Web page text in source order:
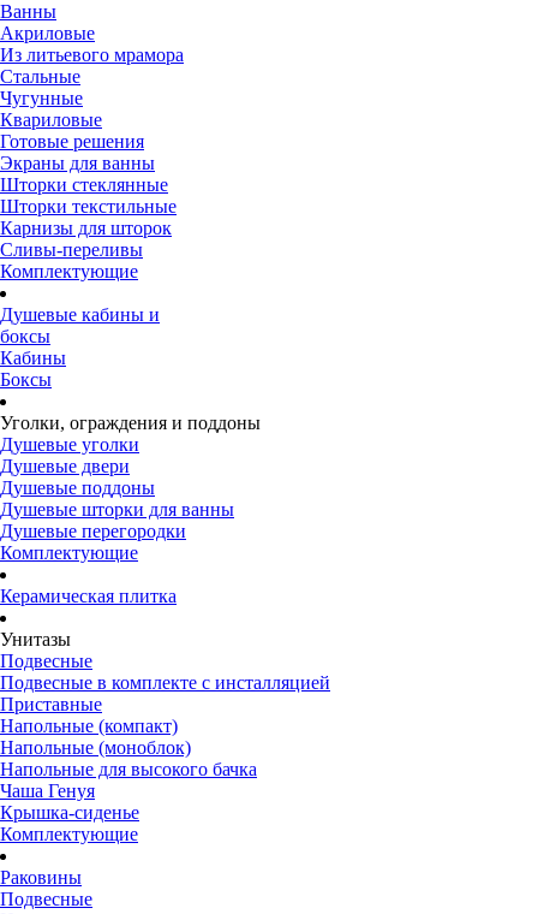
Ванны
Акриловые
Из литьевого мрамора
Стальные
Чугунные
Квариловые
Готовые решения
Экраны для ванны
Шторки стеклянные
Шторки текстильные
Карнизы для шторок
Сливы-переливы
Комплектующие
Душевые кабины и
боксы
Кабины
Боксы
Уголки, ограждения и поддоны
Душевые уголки
Душевые двери
Душевые поддоны
Душевые шторки для ванны
Душевые перегородки
Комплектующие
Керамическая плитка
Унитазы
Подвесные
Подвесные в комплекте с инсталляцией
Приставные
Напольные (компакт)
Напольные (моноблок)
Напольные для высокого бачка
Чаша Генуя
Крышка-сиденье
Комплектующие
Раковины
Подвесные